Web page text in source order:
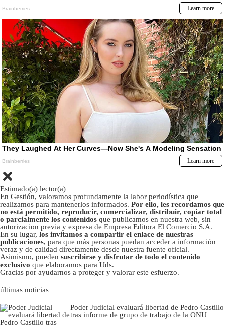
Estimado(a) lector(a)
En Gestión, valoramos profundamente la labor periodística que
realizamos para mantenerlos informados. Por ello, les recordamos que
no está permitido, reproducir, comercializar, distribuir, copiar total
o parcialmente los contenidos que publicamos en nuestra web, sin
autorizacion previa y expresa de Empresa Editora El Comercio S.A.
En su lugar, los invitamos a compartir el enlace de nuestras
publicaciones, para que más personas puedan acceder a información
veraz y de calidad directamente desde nuestra fuente oficial.
Asimismo, pueden suscribirse y disfrutar de todo el contenido
exclusivo que elaboramos para Uds.
Gracias por ayudarnos a proteger y valorar este esfuerzo.
últimas noticias
Poder Judicial evaluará libertad de Pedro Castillo
tras informe de grupo de trabajo de la ONU